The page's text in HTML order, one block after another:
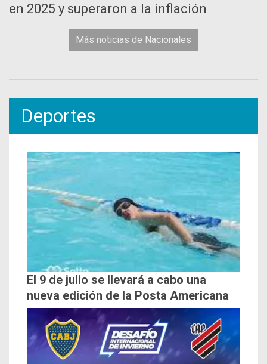
en 2025 y superaron a la inflación
Más noticias de Nacionales
Deportes
El 9 de julio se llevará a cabo una
nueva edición de la Posta Americana